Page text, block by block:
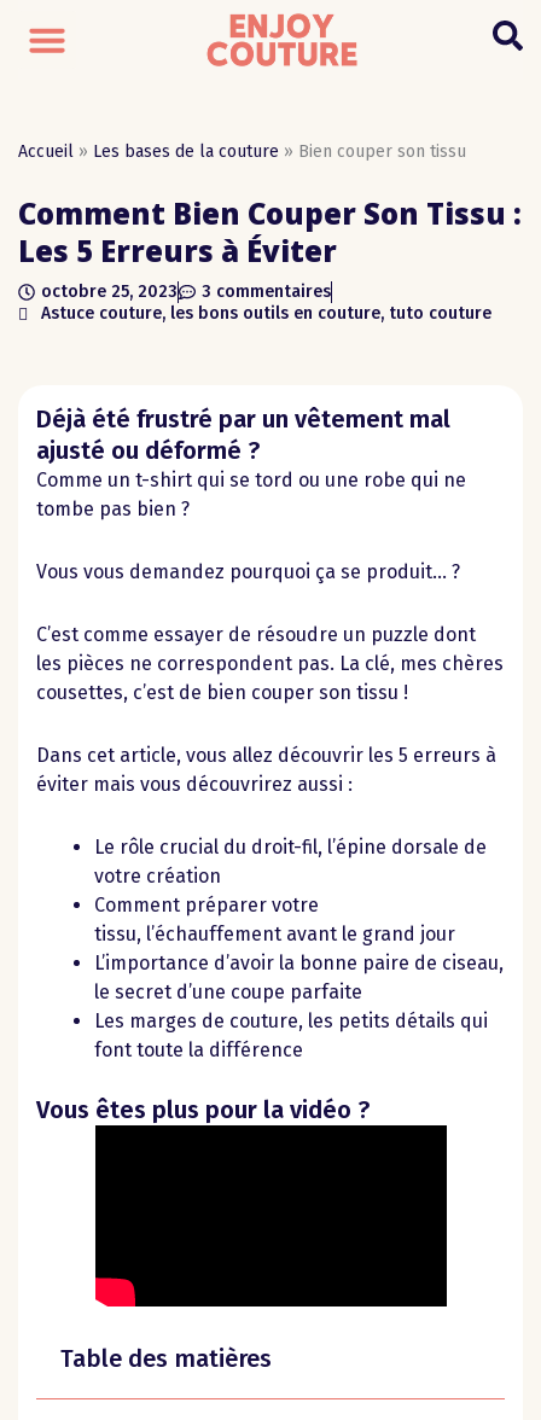
Accueil » Les bases de la couture » Bien couper son tissu
Comment Bien Couper Son Tissu :
Les 5 Erreurs à Éviter
octobre 25, 2023
3 commentaires
Astuce couture, les bons outils en couture, tuto couture
Déjà été frustré par un vêtement mal
ajusté ou déformé ?
Comme un t-shirt qui se tord ou une robe qui ne
tombe pas bien ?
Vous vous demandez pourquoi ça se produit… ?
C’est comme essayer de résoudre un puzzle dont
les pièces ne correspondent pas. La clé, mes chères
cousettes, c’est de bien couper son tissu !
Dans cet article, vous allez découvrir les 5 erreurs à
éviter mais vous découvrirez aussi :
Le rôle crucial du droit-fil, l’épine dorsale de
votre création
Comment préparer votre
tissu, l’échauffement avant le grand jour
L’importance d’avoir la bonne paire de ciseau,
le secret d’une coupe parfaite
Les marges de couture, les petits détails qui
font toute la différence
Vous êtes plus pour la vidéo ?
Table des matières